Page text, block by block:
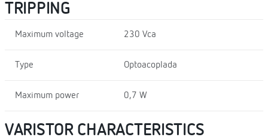
TRIPPING
Maximum voltage 230 Vca
Type Optoacoplada
Maximum power 0,7 W
VARISTOR CHARACTERISTICS